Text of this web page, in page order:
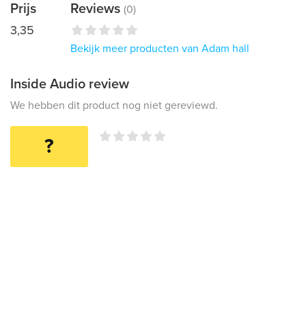
Prijs
3,35
Reviews (0)
Bekijk meer producten van Adam hall
Inside Audio review
We hebben dit product nog niet gereviewd.
?